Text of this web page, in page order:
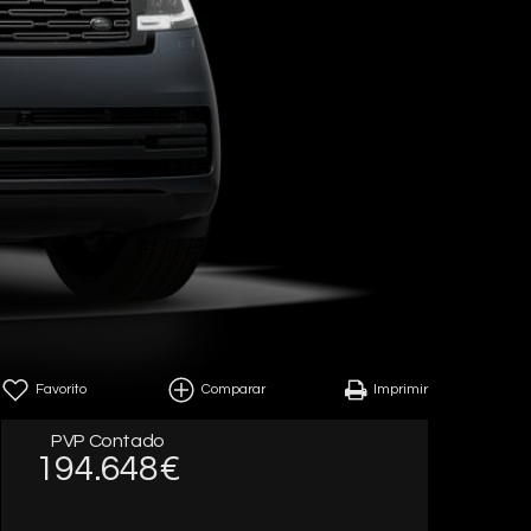
Favorito Comparar Imprimir
PVP Contado
194.648€